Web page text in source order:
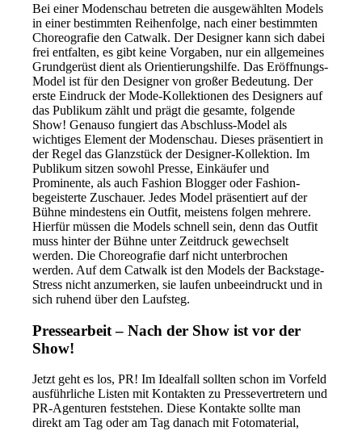
Bei einer Modenschau betreten die ausgewählten Models
in einer bestimmten Reihenfolge, nach einer bestimmten
Choreografie den Catwalk. Der Designer kann sich dabei
frei entfalten, es gibt keine Vorgaben, nur ein allgemeines
Grundgerüst dient als Orientierungshilfe. Das Eröffnungs-
Model ist für den Designer von großer Bedeutung. Der
erste Eindruck der Mode-Kollektionen des Designers auf
das Publikum zählt und prägt die gesamte, folgende
Show! Genauso fungiert das Abschluss-Model als
wichtiges Element der Modenschau. Dieses präsentiert in
der Regel das Glanzstück der Designer-Kollektion. Im
Publikum sitzen sowohl Presse, Einkäufer und
Prominente, als auch Fashion Blogger oder Fashion-
begeisterte Zuschauer. Jedes Model präsentiert auf der
Bühne mindestens ein Outfit, meistens folgen mehrere.
Hierfür müssen die Models schnell sein, denn das Outfit
muss hinter der Bühne unter Zeitdruck gewechselt
werden. Die Choreografie darf nicht unterbrochen
werden. Auf dem Catwalk ist den Models der Backstage-
Stress nicht anzumerken, sie laufen unbeeindruckt und in
sich ruhend über den Laufsteg.
Pressearbeit – Nach der Show ist vor der
Show!
Jetzt geht es los, PR! Im Idealfall sollten schon im Vorfeld
ausführliche Listen mit Kontakten zu Pressevertretern und
PR-Agenturen feststehen. Diese Kontakte sollte man
direkt am Tag oder am Tag danach mit Fotomaterial,